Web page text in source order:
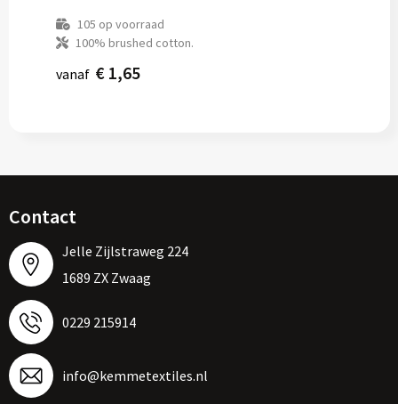
105 op voorraad
100% brushed cotton.
vanaf € 1,65
Contact
Jelle Zijlstraweg 224
1689 ZX Zwaag
0229 215914
info@kemmetextiles.nl